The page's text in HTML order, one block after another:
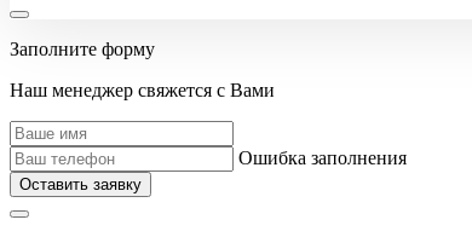
Заполните форму
Наш менеджер свяжется с Вами
Ошибка заполнения
Оставить заявку